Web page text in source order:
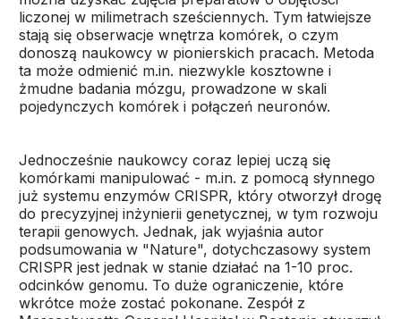
liczonej w milimetrach sześciennych. Tym łatwiejsze
stają się obserwacje wnętrza komórek, o czym
donoszą naukowcy w pionierskich pracach. Metoda
ta może odmienić m.in. niezwykle kosztowne i
żmudne badania mózgu, prowadzone w skali
pojedynczych komórek i połączeń neuronów.
Jednocześnie naukowcy coraz lepiej uczą się
komórkami manipulować - m.in. z pomocą słynnego
już systemu enzymów CRISPR, który otworzył drogę
do precyzyjnej inżynierii genetycznej, w tym rozwoju
terapii genowych. Jednak, jak wyjaśnia autor
podsumowania w "Nature", dotychczasowy system
CRISPR jest jednak w stanie działać na 1-10 proc.
odcinków genomu. To duże ograniczenie, które
wkrótce może zostać pokonane. Zespół z